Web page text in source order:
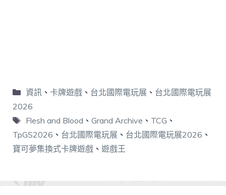
資訊、 卡牌遊戲、 台北國際電玩展、 台北國際電玩展
2026
Flesh and Blood 、 Grand Archive 、 TCG 、
TpGS2026 、 台北國際電玩展 、 台北國際電玩展2026 、
寶可夢集換式卡牌遊戲 、 遊戲王